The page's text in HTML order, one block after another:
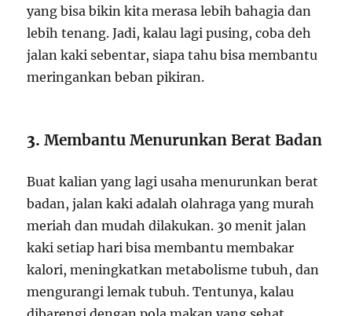
yang bisa bikin kita merasa lebih bahagia dan
lebih tenang. Jadi, kalau lagi pusing, coba deh
jalan kaki sebentar, siapa tahu bisa membantu
meringankan beban pikiran.
3.Membantu Menurunkan Berat Badan
Buat kalian yang lagi usaha menurunkan berat
badan, jalan kaki adalah olahraga yang murah
meriah dan mudah dilakukan. 30 menit jalan
kaki setiap hari bisa membantu membakar
kalori, meningkatkan metabolisme tubuh, dan
mengurangi lemak tubuh. Tentunya, kalau